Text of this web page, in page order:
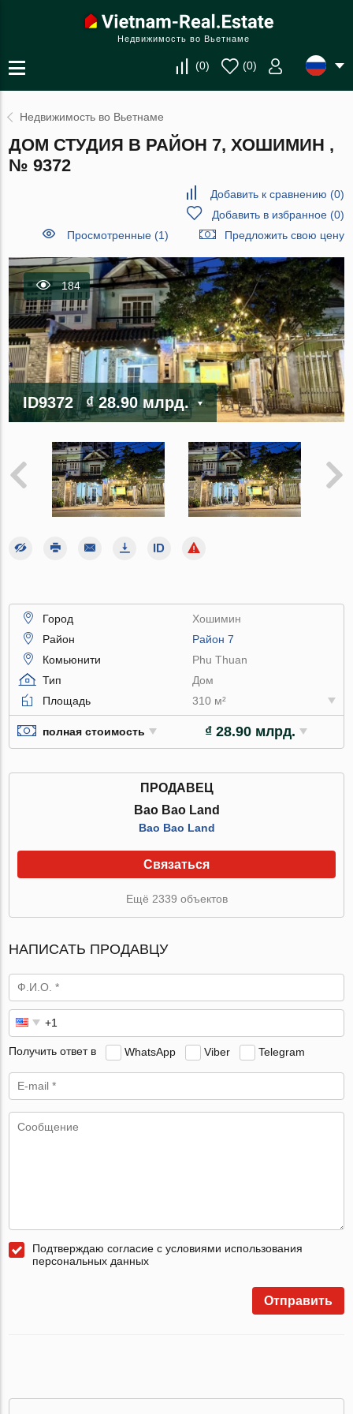
Недвижимость во Вьетнаме
(0) (0)
Недвижимость во Вьетнаме
ДОМ СТУДИЯ В РАЙОН 7, ХОШИМИН ,
№ 9372
Добавить к сравнению (0)
Добавить в избранное(0)
Просмотренные (1)
Предложить свою цену
184
ID9372 ₫ 28.90 млрд.
Город
Хошимин
Район
Район 7
Комьюнити
Phu Thuan
Тип
Дом
Площадь
310 м²
полная стоимость ₫ 28.90 млрд.
ПРОДАВЕЦ
Bao Bao Land
Bao Bao Land
Связаться
Ещё 2339 объектов
НАПИСАТЬ ПРОДАВЦУ
Получить ответ в WhatsApp Viber Telegram
Подтверждаю согласие с условиями использования
персональных данных
Отправить